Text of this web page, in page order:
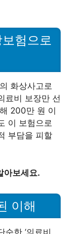
험으로
화상사고로
료비 보장만 선
200만 원 이
이 보험으로
부담을 피할
아보세요.
이해